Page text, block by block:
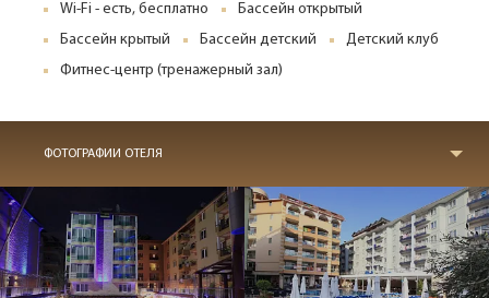
Wi-Fi - есть, бесплатно
Бассейн открытый
Бассейн крытый
Бассейн детский
Детский клуб
Фитнес-центр (тренажерный зал)
ФОТОГРАФИИ ОТЕЛЯ